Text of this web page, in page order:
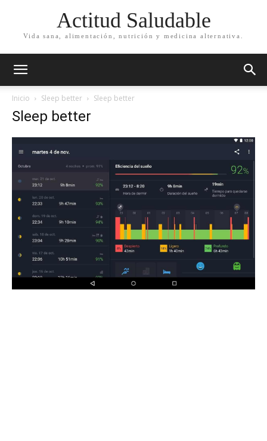
Actitud Saludable
Vida sana, alimentación, nutrición y medicina alternativa.
Inicio Sleep better Sleep better
Sleep better